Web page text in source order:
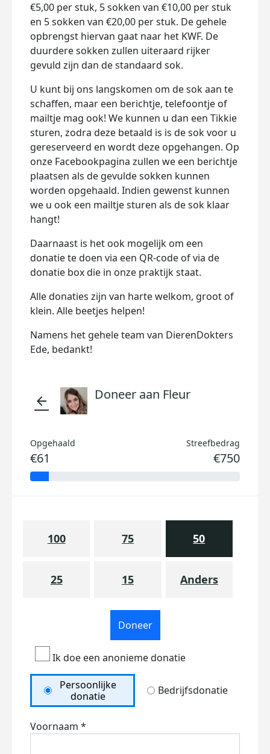
€5,00 per stuk, 5 sokken van €10,00 per stuk
en 5 sokken van €20,00 per stuk. De gehele
opbrengst hiervan gaat naar het KWF. De
duurdere sokken zullen uiteraard rijker
gevuld zijn dan de standaard sok.
U kunt bij ons langskomen om de sok aan te
schaffen, maar een berichtje, telefoontje of
mailtje mag ook! We kunnen u dan een Tikkie
sturen, zodra deze betaald is is de sok voor u
gereserveerd en wordt deze opgehangen. Op
onze Facebookpagina zullen we een berichtje
plaatsen als de gevulde sokken kunnen
worden opgehaald. Indien gewenst kunnen
we u ook een mailtje sturen als de sok klaar
hangt!
Daarnaast is het ook mogelijk om een
donatie te doen via een QR-code of via de
donatie box die in onze praktijk staat.
Alle donaties zijn van harte welkom, groot of
klein. Alle beetjes helpen!
Namens het gehele team van DierenDokters
Ede, bedankt!
arrow_back Doneer aan Fleur
Opgehaald
€61
Streefbedrag
€750
100 75 50
25 15 Anders
Doneer
Ik doe een anonieme donatie
Persoonlijke
donatie
Bedrijfsdonatie
Voornaam *